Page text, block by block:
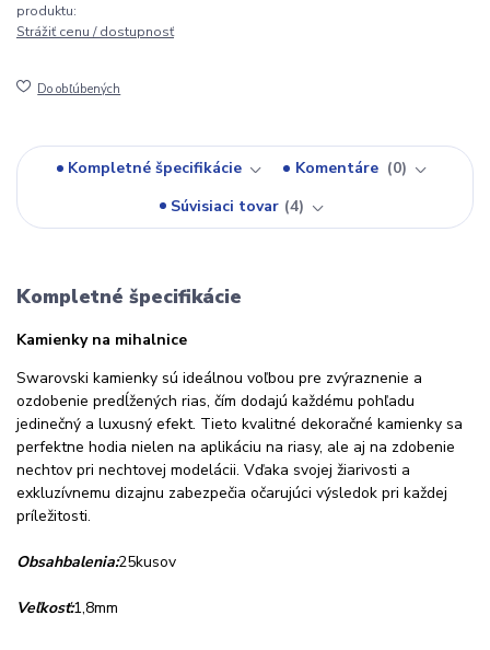
produktu:
Strážiť cenu / dostupnosť
Do obľúbených
Kompletné špecifikácie Komentáre
0
Súvisiaci tovar 4
Kompletné špecifikácie
Kamienky na mihalnice
Swarovski kamienky sú ideálnou voľbou pre zvýraznenie a
ozdobenie predĺžených rias, čím dodajú každému pohľadu
jedinečný a luxusný efekt. Tieto kvalitné dekoračné kamienky sa
perfektne hodia nielen na aplikáciu na riasy, ale aj na zdobenie
nechtov pri nechtovej modelácii. Vďaka svojej žiarivosti a
exkluzívnemu dizajnu zabezpečia očarujúci výsledok pri každej
príležitosti.
Obsahbalenia:25kusov
Veľkosť:1,8mm